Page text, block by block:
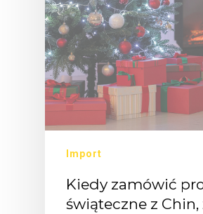
Import
Kiedy zamówić
świąteczne z Chin,